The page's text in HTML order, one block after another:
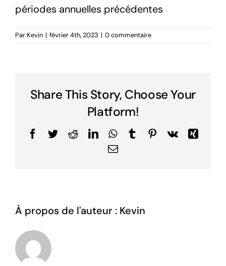
périodes annuelles précédentes
Par Kevin | février 4th, 2023 | 0 commentaire
Share This Story, Choose Your
Platform!
Facebook
TwitterRedditLinkedInWhatsApp
TumblrPinterest
Vk
Xing
Email
À propos de l'auteur : Kevin